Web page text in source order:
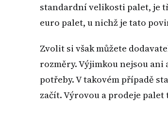
standardní velikosti palet, je
euro palet, u nichž je tato
Zvolit si však můžete
rozměry. Výjimkou nejsou ani
potřeby. V takovém případě
začít. Výrovou a prodeje palet